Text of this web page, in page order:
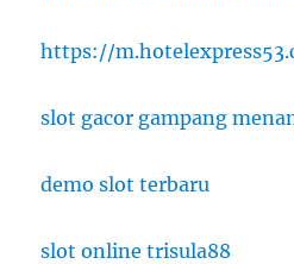
https://
slot gacor gampang
demo slot terbaru
slot online trisula88